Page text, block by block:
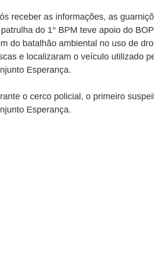
receber as informações, as
do 1° BPM teve apoio do
do batalhão ambiental no uso de
e localizaram o veículo utilizado
Esperança.
o cerco policial, o primeiro
Esperança.